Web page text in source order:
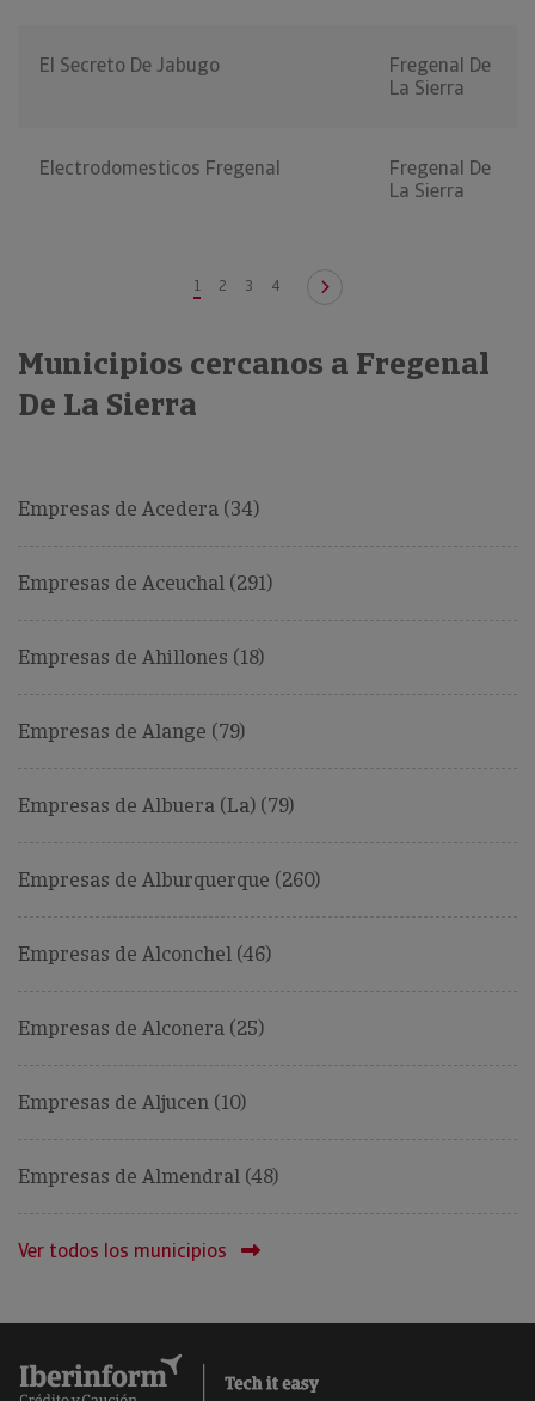
El Secreto De Jabugo
Fregenal De
La Sierra
Electrodomesticos Fregenal
Fregenal De
La Sierra
1 2 3 4
Municipios cercanos a Fregenal
De La Sierra
Empresas de Acedera (34)
Empresas de Aceuchal (291)
Empresas de Ahillones (18)
Empresas de Alange (79)
Empresas de Albuera (La) (79)
Empresas de Alburquerque (260)
Empresas de Alconchel (46)
Empresas de Alconera (25)
Empresas de Aljucen (10)
Empresas de Almendral (48)
Ver todos los municipios